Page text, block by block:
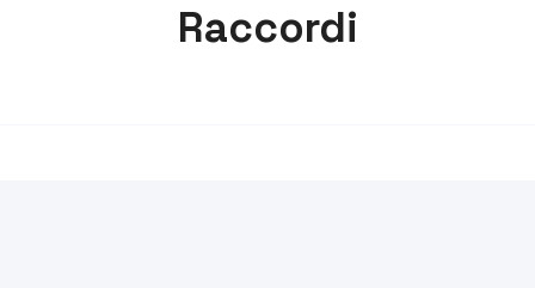
Raccordi